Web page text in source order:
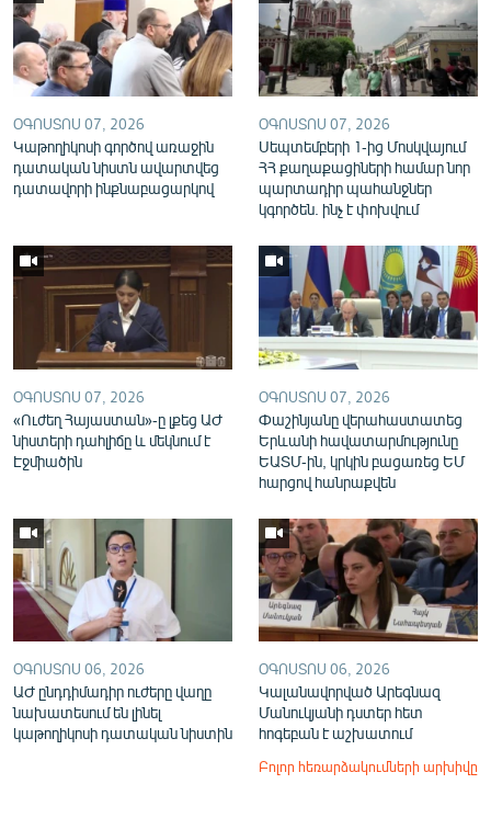
«Ազատության» բոլոր կայքերը
ՕԳՈՍՏՈՍ 07, 2026
Կաթողիկոսի գործով առաջին
դատական նիստն ավարտվեց
դատավորի ինքնաբացարկով
ՕԳՈՍՏՈՍ 07, 2026
Սեպտեմբերի 1-ից Մոսկվայում
ՀՀ քաղաքացիների համար նոր
պարտադիր պահանջներ
կգործեն. ինչ է փոխվում
ՕԳՈՍՏՈՍ 07, 2026
«Ուժեղ Հայաստան»-ը լքեց ԱԺ
նիստերի դահլիճը և մեկնում է
Էջմիածին
ՕԳՈՍՏՈՍ 07, 2026
Փաշինյանը վերահաստատեց
Երևանի հավատարմությունը
ԵԱՏՄ-ին, կրկին բացառեց ԵՄ
հարցով հանրաքվեն
ՕԳՈՍՏՈՍ 06, 2026
ԱԺ ընդդիմադիր ուժերը վաղը
նախատեսում են լինել
կաթողիկոսի դատական նիստին
ՕԳՈՍՏՈՍ 06, 2026
Կալանավորված Արեգնազ
Մանուկյանի դստեր հետ
հոգեբան է աշխատում
Բոլոր հեռարձակումների արխիվը